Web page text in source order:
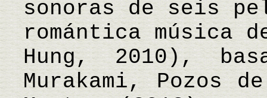
sonoras de seis
romántica música
Hung, 2010),
Murakami, Pozos